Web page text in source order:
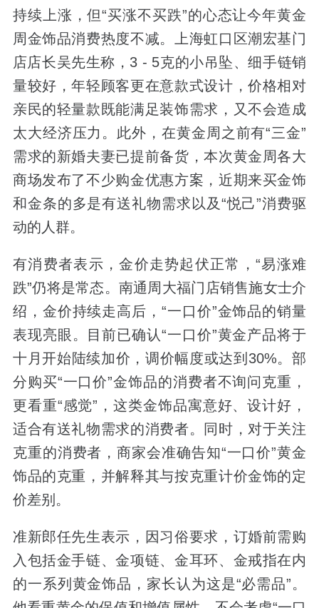
持续上涨，但“买涨不买跌”的心态让今年黄金
周金饰品消费热度不减。上海虹口区潮宏基门
店店长吴先生称，3 - 5克的小吊坠、细手链销
量较好，年轻顾客更在意款式设计，价格相对
亲民的轻量款既能满足装饰需求，又不会造成
太大经济压力。此外，在黄金周之前有“三金”
需求的新婚夫妻已提前备货，本次黄金周各大
商场发布了不少购金优惠方案，近期来买金饰
和金条的多是有送礼物需求以及“悦己”消费驱
动的人群。
有消费者表示，金价走势起伏正常，“易涨难
跌”仍将是常态。南通周大福门店销售施女士介
绍，金价持续走高后，“一口价”金饰品的销量
表现亮眼。目前已确认“一口价”黄金产品将于
十月开始陆续加价，调价幅度或达到30%。部
分购买“一口价”金饰品的消费者不询问克重，
更看重“感觉”，这类金饰品寓意好、设计好，
适合有送礼物需求的消费者。同时，对于关注
克重的消费者，商家会准确告知“一口价”黄金
饰品的克重，并解释其与按克重计价金饰的定
价差别。
准新郎任先生表示，因习俗要求，订婚前需购
入包括金手链、金项链、金耳环、金戒指在内
的一系列黄金饰品，家长认为这是“必需品”。